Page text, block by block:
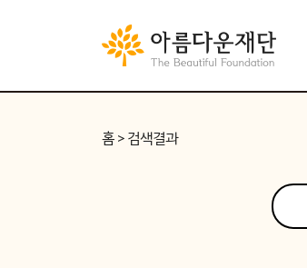
홈 > 검색결과